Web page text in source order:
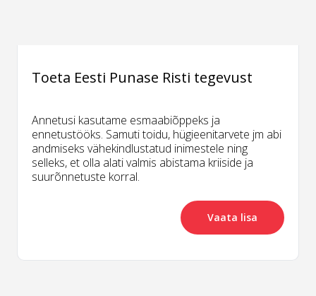
Toeta Eesti Punase Risti tegevust
Annetusi kasutame esmaabiõppeks ja
ennetustööks. Samuti toidu, hügieenitarvete jm abi
andmiseks vähekindlustatud inimestele ning
selleks, et olla alati valmis abistama kriiside ja
suurõnnetuste korral.
Vaata lisa